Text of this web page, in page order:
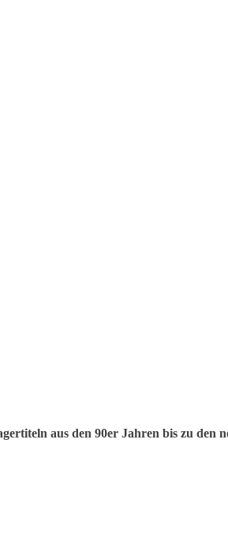
aus den 90er Jahren bis zu den